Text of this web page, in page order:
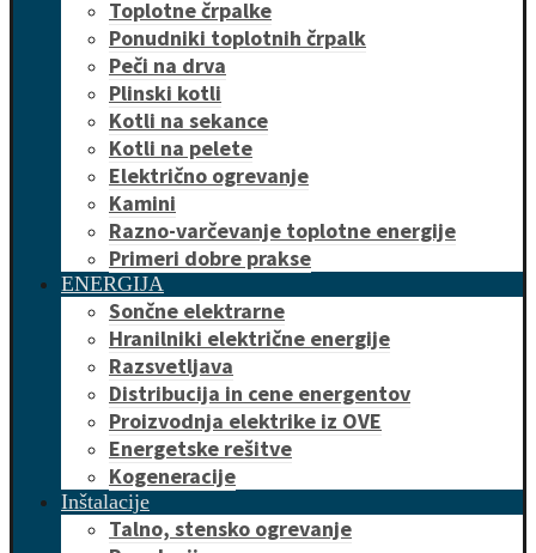
Toplotne črpalke
Ponudniki toplotnih črpalk
Peči na drva
Plinski kotli
Kotli na sekance
Kotli na pelete
Električno ogrevanje
Kamini
Razno-varčevanje toplotne energije
Primeri dobre prakse
ENERGIJA
Sončne elektrarne
Hranilniki električne energije
Razsvetljava
Distribucija in cene energentov
Proizvodnja elektrike iz OVE
Energetske rešitve
Kogeneracije
Inštalacije
Talno, stensko ogrevanje